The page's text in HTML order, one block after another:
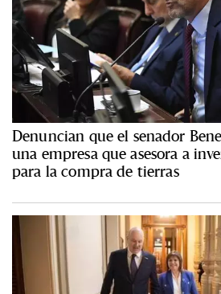
Denuncian que el senador
una empresa que asesora a
para la compra de tierras